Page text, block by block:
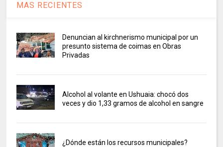
MAS RECIENTES
Denuncian al kirchnerismo municipal por un
presunto sistema de coimas en Obras
Privadas
Alcohol al volante en Ushuaia: chocó dos
veces y dio 1,33 gramos de alcohol en sangre
¿Dónde están los recursos municipales?